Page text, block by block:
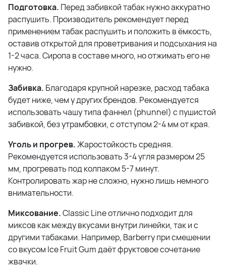
Подготовка. Перед забивкой табак нужно аккуратно
распушить. Производитель рекомендует перед
применением табак распушить и положить в ёмкость,
оставив открытой для проветривания и подсыхания на
1-2 часа. Сиропа в составе много, но отжимать его не
нужно.
Забивка. Благодаря крупной нарезке, расход табака
будет ниже, чем у других брендов. Рекомендуется
использовать чашу типа фаннел (phunnel) с пушистой
забивкой, без утрамбовки, с отступом 2-4 мм от края.
Уголь и прогрев.Жаростойкость средняя.
Рекомендуется использовать 3-4 угля размером 25
мм, прогревать под колпаком 5-7 минут.
Контролировать жар не сложно, нужно лишь немного
внимательности.
Миксование.Classic Line отлично подходит для
миксов как между вкусами внутри линейки, так и с
другими табаками. Например, Barberry при смешении
со вкусом Ice Fruit Gum даёт фруктовое сочетание
жвачки.